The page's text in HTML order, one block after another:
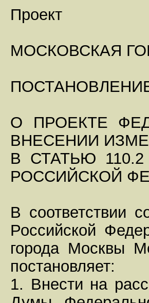
Проект
МОСКОВСКАЯ
О ПРОЕКТЕ
ВНЕСЕНИИ
В СТАТЬЮ
РОССИЙСКОЙ
В соответствии
Российской
города Москвы
постановляет:
1. Внести на